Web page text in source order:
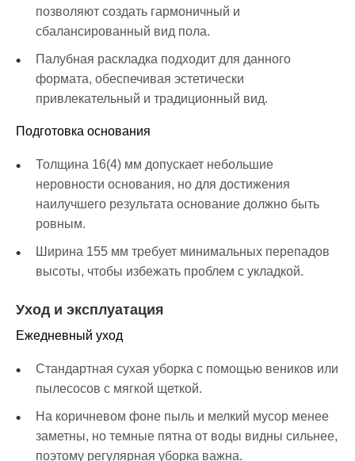
позволяют создать гармоничный и
сбалансированный вид пола.
Палубная раскладка подходит для данного
формата, обеспечивая эстетически
привлекательный и традиционный вид.
Подготовка основания
Толщина 16(4) мм допускает небольшие
неровности основания, но для достижения
наилучшего результата основание должно быть
ровным.
Ширина 155 мм требует минимальных перепадов
высоты, чтобы избежать проблем с укладкой.
Уход и эксплуатация
Ежедневный уход
Стандартная сухая уборка с помощью веников или
пылесосов с мягкой щеткой.
На коричневом фоне пыль и мелкий мусор менее
заметны, но темные пятна от воды видны сильнее,
поэтому регулярная уборка важна.